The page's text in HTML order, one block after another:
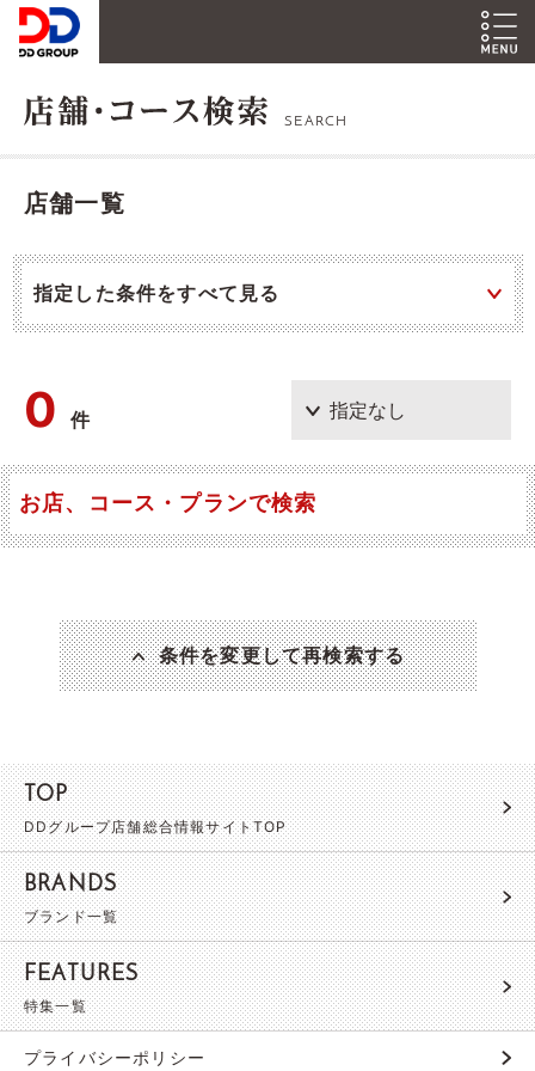
SEARCH
店舗一覧
指定した条件をすべて見る
0件
お店、コース・プランで検索
条件を変更して再検索する
TOP
DDグループ店舗総合情報サイトTOP
BRANDS
ブランド一覧
FEATURES
特集一覧
プライバシーポリシー